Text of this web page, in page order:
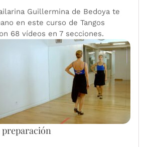
Guillermina de Bedoya te
en este curso de Tangos
68 vídeos en 7 secciones.